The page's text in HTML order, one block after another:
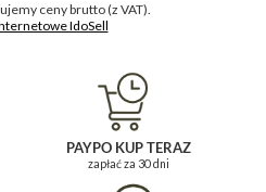
ceny brutto (z VAT).
PAYPO KUP TERAZ
zapłać za 30 dni